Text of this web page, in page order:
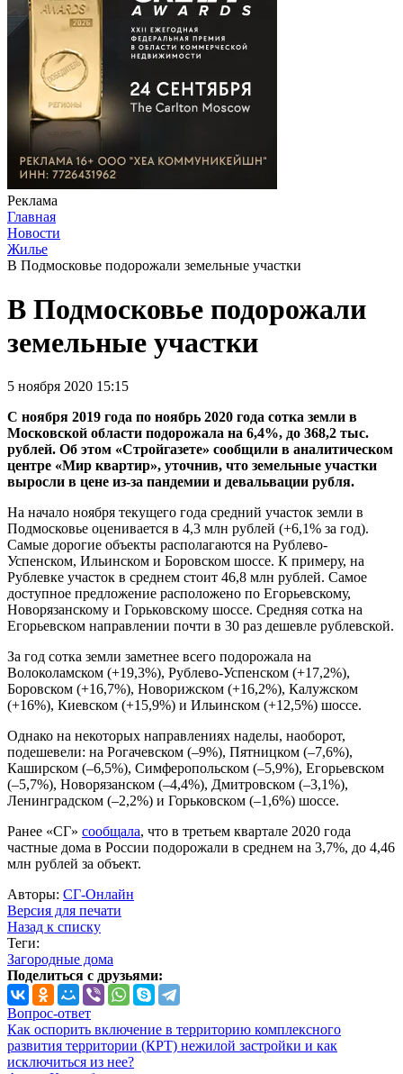
Реклама
Главная
Новости
Жилье
В Подмосковье подорожали земельные участки
В Подмосковье подорожали
земельные участки
5 ноября 2020 15:15
С ноября 2019 года по ноябрь 2020 года сотка земли в
Московской области подорожала на 6,4%, до 368,2 тыс.
рублей. Об этом «Стройгазете» сообщили в аналитическом
центре «Мир квартир», уточнив, что земельные участки
выросли в цене из-за пандемии и девальвации рубля.
На начало ноября текущего года средний участок земли в
Подмосковье оценивается в 4,3 млн рублей (+6,1% за год).
Самые дорогие объекты располагаются на Рублево-
Успенском, Ильинском и Боровском шоссе. К примеру, на
Рублевке участок в среднем стоит 46,8 млн рублей. Самое
доступное предложение расположено по Егорьевскому,
Новорязанскому и Горьковскому шоссе. Средняя сотка на
Егорьевском направлении почти в 30 раз дешевле рублевской.
За год сотка земли заметнее всего подорожала на
Волоколамском (+19,3%), Рублево-Успенском (+17,2%),
Боровском (+16,7%), Новорижском (+16,2%), Калужском
(+16%), Киевском (+15,9%) и Ильинском (+12,5%) шоссе.
Однако на некоторых направлениях наделы, наоборот,
подешевели: на Рогачевском (–9%), Пятницком (–7,6%),
Каширском (–6,5%), Симферопольском (–5,9%), Егорьевском
(–5,7%), Новорязанском (–4,4%), Дмитровском (–3,1%),
Ленинградском (–2,2%) и Горьковском (–1,6%) шоссе.
Ранее «СГ» сообщала, что в третьем квартале 2020 года
частные дома в России подорожали в среднем на 3,7%, до 4,46
млн рублей за объект.
Авторы: СГ-Онлайн
Версия для печати
Назад к списку
Теги:
Загородные дома
Поделиться с друзьями:
Вопрос-ответ
Как оспорить включение в территорию комплексного
развития территории (КРТ) нежилой застройки и как
исключиться из нее?